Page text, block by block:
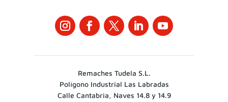
Remaches Tudela S.L.
Polígono Industrial Las Labradas
Calle Cantabria, Naves 14.8 y 14.9